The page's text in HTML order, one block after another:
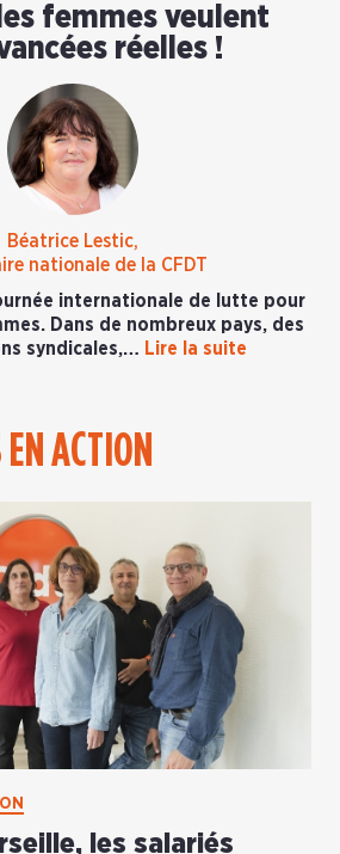
femmes veulent
réelles !
Béatrice Lestic,
nationale de la CFDT
internationale de lutte pour
Dans de nombreux pays, des
syndicales,… Lire la suite
ACTION
les salariés